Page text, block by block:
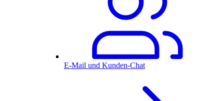
E-Mail und Kunden-Chat